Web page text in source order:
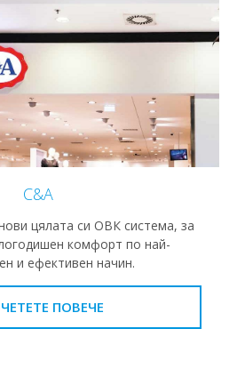
C&A
цялата си ОВК система, за
комфорт по най-
и ефективен начин.
ПОВЕЧЕ